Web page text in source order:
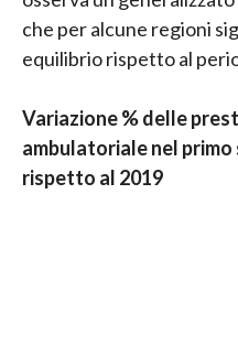
che per alcune regioni
equilibrio rispetto al
Variazione % delle
ambulatoriale nel primo
rispetto al 2019